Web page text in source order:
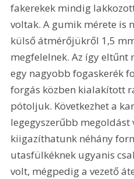
fakerekek mindig
voltak. A gumik mérete is
külső átmérőjükről 1,5
megfelelnek. Az így
egy nagyobb fogaskerék
forgás közben kialakított
pótoljuk. Következhet a
legegyszerűbb megoldást
kiigazíthatunk néhány
utasfülkéknek ugyanis
volt, mégpedig a vezető